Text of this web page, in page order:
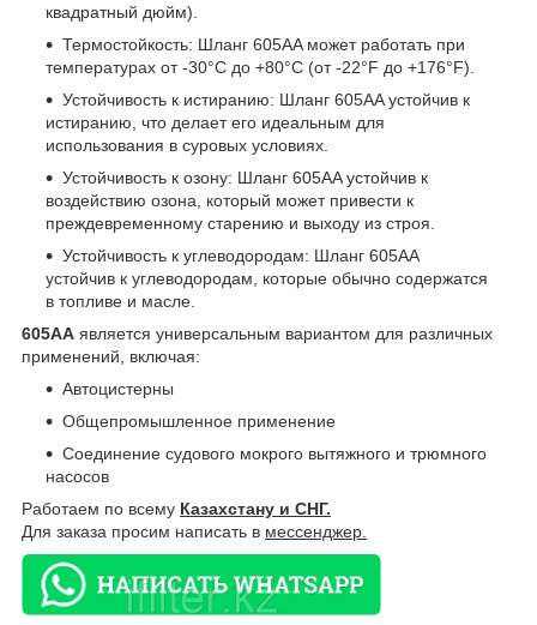
квадратный дюйм).
Термостойкость: Шланг 605AA может работать при
температурах от -30°C до +80°C (от -22°F до +176°F).
Устойчивость к истиранию: Шланг 605AA устойчив к
истиранию, что делает его идеальным для
использования в суровых условиях.
Устойчивость к озону: Шланг 605AA устойчив к
воздействию озона, который может привести к
преждевременному старению и выходу из строя.
Устойчивость к углеводородам: Шланг 605AA
устойчив к углеводородам, которые обычно содержатся
в топливе и масле.
605AA является универсальным вариантом для различных
применений, включая:
Автоцистерны
Общепромышленное применение
Соединение судового мокрого вытяжного и трюмного
насосов
Работаем по всему Казахстану и СНГ.
Для заказа просим написать в мессенджер.